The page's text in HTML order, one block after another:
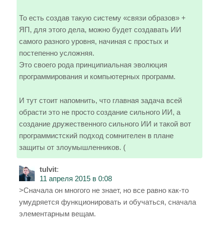
То есть создав такую систему «связи образов» +
ЯП, для этого дела, можно будет создавать ИИ
самого разного уровня, начиная с простых и
постепенно усложняя.
Это своего рода принципиальная эволюция
программирования и компьютерных программ.
И тут стоит напомнить, что главная задача всей
обрасти это не просто создание сильного ИИ, а
создание дружественного сильного ИИ и такой вот
программистский подход сомнителен в плане
защиты от злоумышленников. (
tulvit:
11 апреля 2015 в 0:08
>Сначала он многого не знает, но все равно как-то
умудряется функционировать и обучаться, сначала
элементарным вещам.